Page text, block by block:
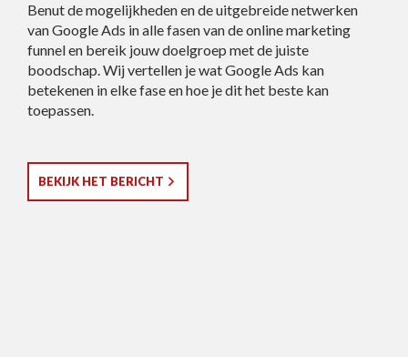
Benut de mogelijkheden en de uitgebreide netwerken
van Google Ads in alle fasen van de online marketing
funnel en bereik jouw doelgroep met de juiste
boodschap. Wij vertellen je wat Google Ads kan
betekenen in elke fase en hoe je dit het beste kan
toepassen.
BEKIJK HET BERICHT